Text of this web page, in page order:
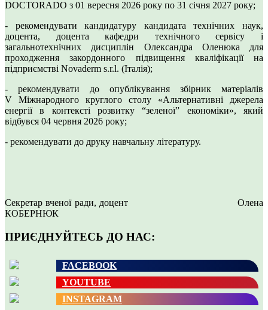
DOCTORADO з 01 вересня 2026 року по 31 січня 2027 року;
- рекомендувати кандидатуру кандидата технічних наук,
доцента, доцента кафедри технічного сервісу і
загальнотехнічних дисциплін Олександра Оленюка для
проходження закордонного підвищення кваліфікації на
підприємстві Novaderm s.r.l. (Італія);
- рекомендувати до опублікування збірник матеріалів
V Міжнародного круглого столу «Альтернативні джерела
енергії в контексті розвитку “зеленої” економіки», який
відбувся 04 червня 2026 року;
- рекомендувати до друку навчальну літературу.
Секретар вченої ради, доцент Олена
КОБЕРНЮК
ПРИЄДНУЙТЕСЬ ДО НАС:
FACEBOOK
YOUTUBE
INSTAGRAM